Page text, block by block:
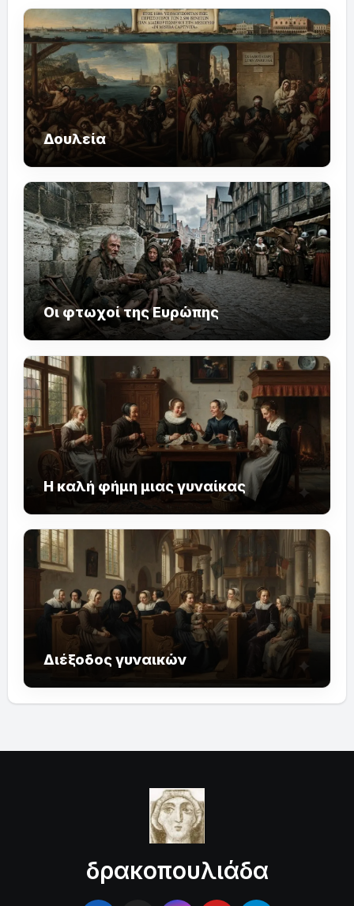
Δουλεία
Οι φτωχοί της Ευρώπης
Η καλή φήμη μιας γυναίκας
Διέξοδος γυναικών
δρακοπουλιάδα